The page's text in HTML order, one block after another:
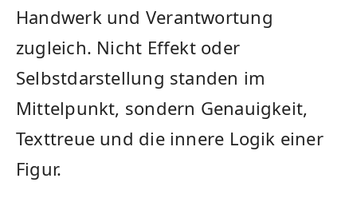
Handwerk und Verantwortung
zugleich. Nicht Effekt oder
Selbstdarstellung standen im
Mittelpunkt, sondern Genauigkeit,
Texttreue und die innere Logik einer
Figur.